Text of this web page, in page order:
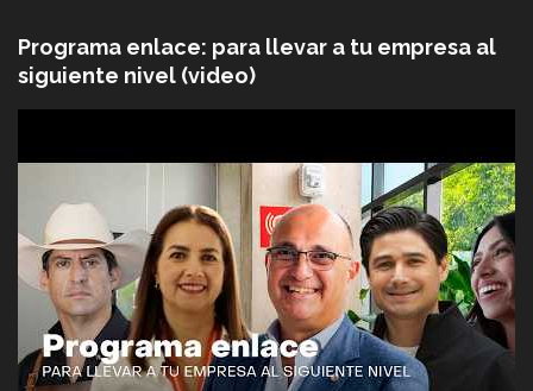
Programa enlace: para llevar a tu empresa al
siguiente nivel (video)